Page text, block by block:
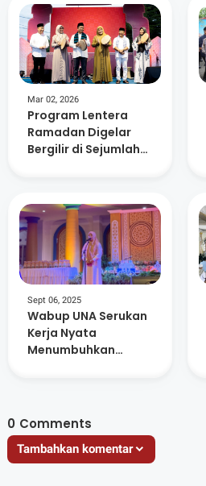
Mar 02, 2026
Program Lentera
Ramadan Digelar
Bergilir di Sejumlah
Sept 06, 2025
Wabup UNA Serukan
Kerja Nyata
Menumbuhkan
0 Comments
Tambahkan komentar